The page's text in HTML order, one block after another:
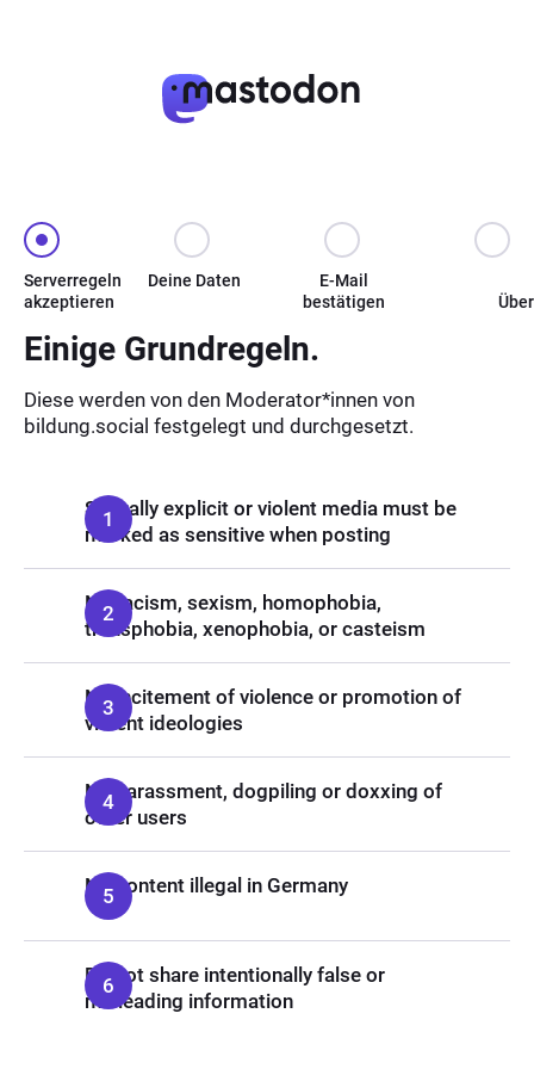
Serverregeln
akzeptieren
Deine Daten
E-Mail
bestätigen
Einige Grundregeln.
Diese werden von den Moderator*innen von
bildung.social festgelegt und durchgesetzt.
Sexually explicit or violent media must be
marked as sensitive when posting
No racism, sexism, homophobia,
transphobia, xenophobia, or casteism
No incitement of violence or promotion of
violent ideologies
No harassment, dogpiling or doxxing of
other users
No content illegal in Germany
Do not share intentionally false or
misleading information